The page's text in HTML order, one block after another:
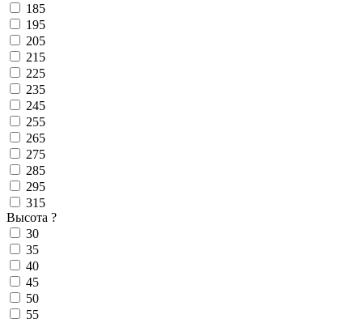
185
195
205
215
225
235
245
255
265
275
285
295
315
Высота ?
30
35
40
45
50
55